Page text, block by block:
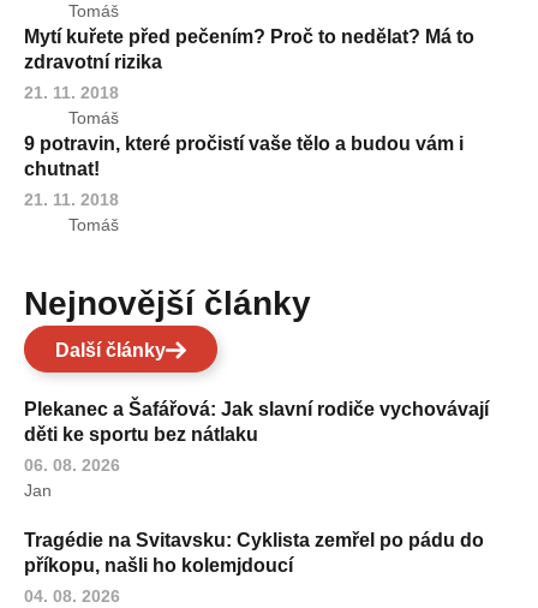
Tomáš
Mytí kuřete před pečením? Proč to nedělat? Má to
zdravotní rizika
21. 11. 2018
Tomáš
9 potravin, které pročistí vaše tělo a budou vám i
chutnat!
21. 11. 2018
Tomáš
Nejnovější články
Další články
Plekanec a Šafářová: Jak slavní rodiče vychovávají
děti ke sportu bez nátlaku
06. 08. 2026
Jan
Tragédie na Svitavsku: Cyklista zemřel po pádu do
příkopu, našli ho kolemjdoucí
04. 08. 2026